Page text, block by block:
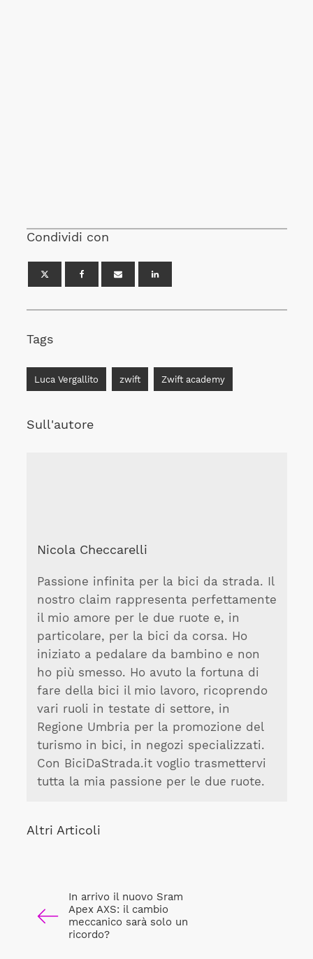
Condividi con
Tags
Luca Vergallito zwift Zwift academy
Sull'autore
Nicola Checcarelli
Passione infinita per la bici da strada. Il
nostro claim rappresenta perfettamente
il mio amore per le due ruote e, in
particolare, per la bici da corsa. Ho
iniziato a pedalare da bambino e non
ho più smesso. Ho avuto la fortuna di
fare della bici il mio lavoro, ricoprendo
vari ruoli in testate di settore, in
Regione Umbria per la promozione del
turismo in bici, in negozi specializzati.
Con BiciDaStrada.it voglio trasmettervi
tutta la mia passione per le due ruote.
Altri Articoli
In arrivo il nuovo Sram
Apex AXS: il cambio
meccanico sarà solo un
ricordo?